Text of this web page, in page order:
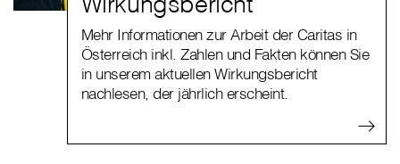
Mehr Informationen zur Arbeit der Caritas in
Österreich inkl. Zahlen und Fakten können Sie
in unserem aktuellen Wirkungsbericht
nachlesen, der jährlich erscheint.